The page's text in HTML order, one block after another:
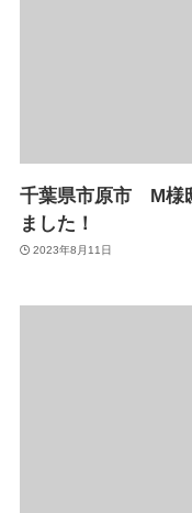
千葉県市原市 M様
ました！
2023年8月11日